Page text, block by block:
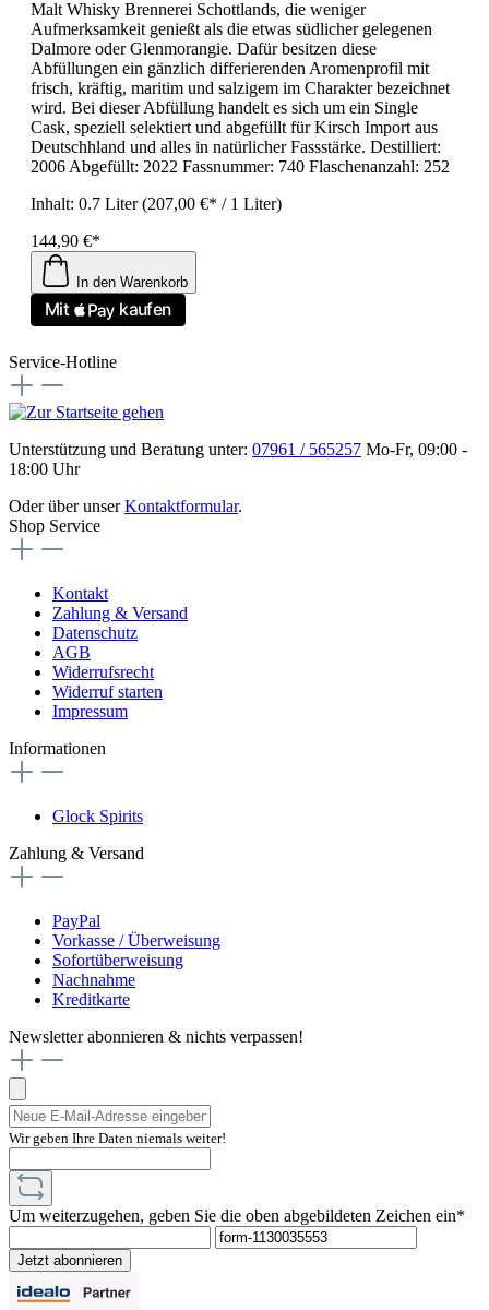
Malt Whisky Brennerei Schottlands, die weniger
Aufmerksamkeit genießt als die etwas südlicher gelegenen
Dalmore oder Glenmorangie. Dafür besitzen diese
Abfüllungen ein gänzlich differierenden Aromenprofil mit
frisch, kräftig, maritim und salzigem im Charakter bezeichnet
wird. Bei dieser Abfüllung handelt es sich um ein Single
Cask, speziell selektiert und abgefüllt für Kirsch Import aus
Deutschhland und alles in natürlicher Fassstärke. Destilliert:
2006 Abgefüllt: 2022 Fassnummer: 740 Flaschenanzahl: 252
Inhalt: 0.7 Liter(207,00 €* / 1 Liter)
144,90 €*
In den Warenkorb
Service-Hotline
Unterstützung und Beratung unter: 07961 / 565257 Mo-Fr, 09:00 -
18:00 Uhr
Oder über unserKontaktformular.
Shop Service
Kontakt
Zahlung & Versand
Datenschutz
AGB
Widerrufsrecht
Widerruf starten
Impressum
Informationen
Glock Spirits
Zahlung & Versand
PayPal
Vorkasse / Überweisung
Sofortüberweisung
Nachnahme
Kreditkarte
Newsletter abonnieren & nichts verpassen!
Wir geben Ihre Daten niemals weiter!
Um weiterzugehen, geben Sie die oben abgebildeten Zeichen ein*
Jetzt abonnieren